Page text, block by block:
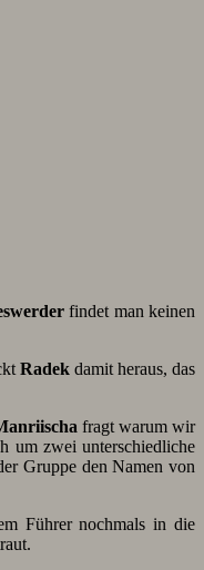
findet man keinen
Radekdamit heraus, das
fragt warum wir
um zwei unterschiedliche
Gruppe den Namen von
Führer nochmals in die